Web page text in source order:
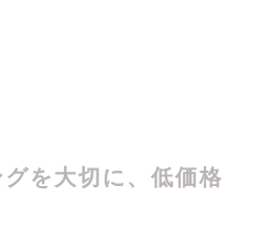
を大切に、低価格